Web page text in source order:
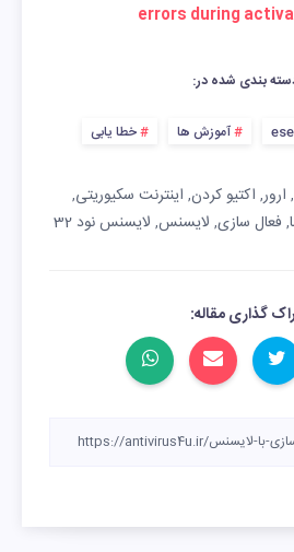
errors during
بندی شده در:
آموزش ها خطا یابی
, ارور, اکتیو کردن, اینترنت سکیوریتی,
, فعال سازی, لایسنس, لایسنس نود 32
گذاری مقاله: